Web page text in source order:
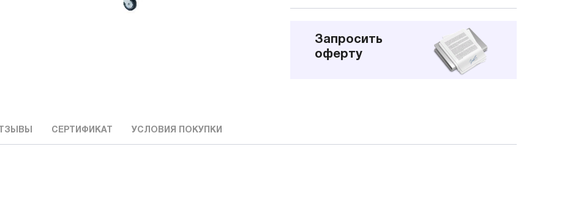
Запросить
оферту
СЕРТИФИКАТ УСЛОВИЯ ПОКУПКИ